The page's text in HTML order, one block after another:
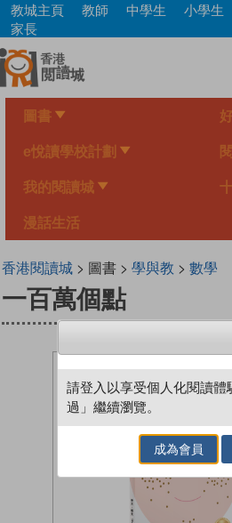
Skip
main
content
教城主頁 教師 中學生
小學生
家長
圖書
e悅讀學校計劃
我的閱讀城
漫話生活
香港閱讀城> 圖書 > 學與教 > 數學
一百萬個點
請登入以享受個人化閱讀體
過」繼續瀏覽。
成為會員